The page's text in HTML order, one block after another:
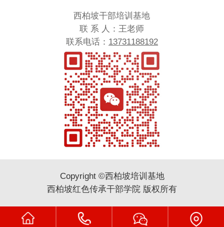
西柏坡干部培训基地
联 系 人：王老师
联系电话： 13731188192
Copyright ©西柏坡培训基地
西柏坡红色传承干部学院 版权所有